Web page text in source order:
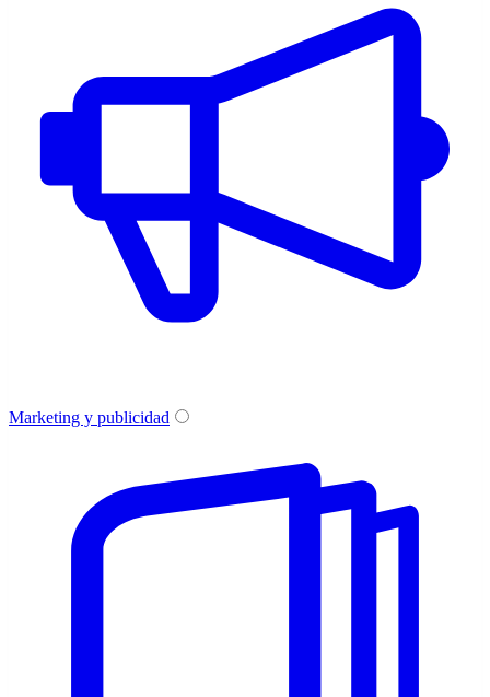
Marketing y publicidad